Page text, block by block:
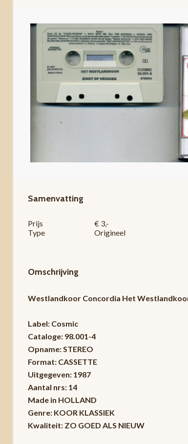
Samenvatting
Prijs € 3,-
Type
Origineel
Omschrijving
Westlandkoor Concordia Het
Label: Cosmic
Cataloge: 98.001-4
Opname: STEREO
Format: CASSETTE
Uitgegeven: 1987
Aantal nrs: 14
Made in HOLLAND
Genre: KOOR KLASSIEK
Kwaliteit: ZO GOED ALS NIEUW